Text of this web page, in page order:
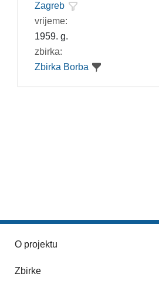
Zagreb
vrijeme:
1959. g.
zbirka:
Zbirka Borba
O projektu
Zbirke